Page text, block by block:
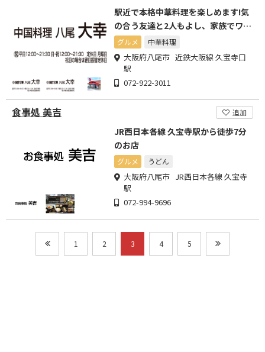
駅近で本格中華料理を楽しめます!気
の合う友達と2人もよし、家族でワイ
ワイやるもよし◎
グルメ 中華料理
大阪府八尾市 近鉄大阪線 久宝寺口
駅
072-922-3011
食事処 美吉 追加
JR西日本各線 久宝寺駅から徒歩7分
のお店
グルメ うどん
大阪府八尾市 JR西日本各線 久宝寺
駅
072-994-9696
1 2 3 4 5